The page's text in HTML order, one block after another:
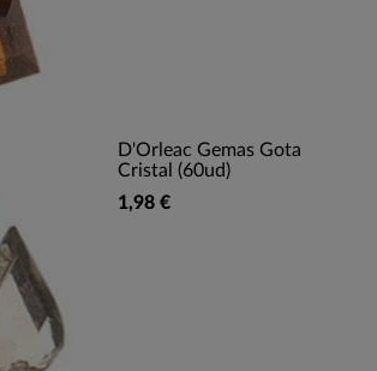
D'Orleac Gemas Gota
Cristal (60ud)
1,98 €